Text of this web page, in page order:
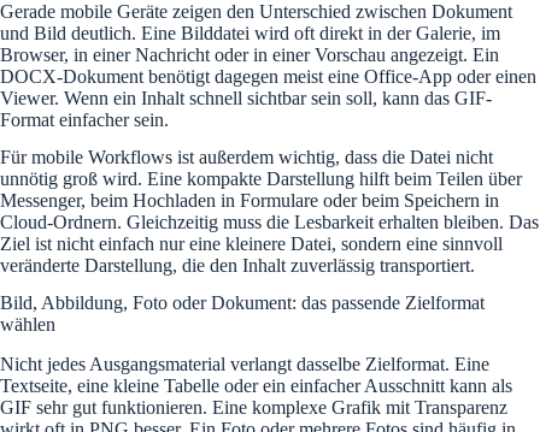
Gerade mobile Geräte zeigen den Unterschied zwischen Dokument
und Bild deutlich. Eine Bilddatei wird oft direkt in der Galerie, im
Browser, in einer Nachricht oder in einer Vorschau angezeigt. Ein
DOCX-Dokument benötigt dagegen meist eine Office-App oder einen
Viewer. Wenn ein Inhalt schnell sichtbar sein soll, kann das GIF-
Format einfacher sein.
Für mobile Workflows ist außerdem wichtig, dass die Datei nicht
unnötig groß wird. Eine kompakte Darstellung hilft beim Teilen über
Messenger, beim Hochladen in Formulare oder beim Speichern in
Cloud-Ordnern. Gleichzeitig muss die Lesbarkeit erhalten bleiben. Das
Ziel ist nicht einfach nur eine kleinere Datei, sondern eine sinnvoll
veränderte Darstellung, die den Inhalt zuverlässig transportiert.
Bild, Abbildung, Foto oder Dokument: das passende Zielformat
wählen
Nicht jedes Ausgangsmaterial verlangt dasselbe Zielformat. Eine
Textseite, eine kleine Tabelle oder ein einfacher Ausschnitt kann als
GIF sehr gut funktionieren. Eine komplexe Grafik mit Transparenz